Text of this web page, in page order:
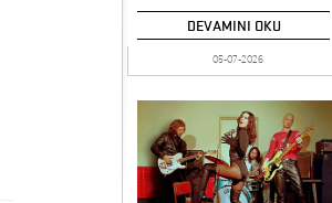
DEVAMINI OKU
05-07-2026